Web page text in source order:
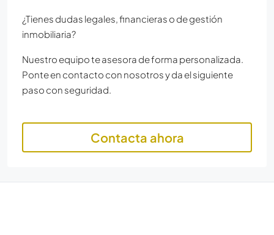
¿Tienes dudas legales, financieras o de gestión
inmobiliaria?
Nuestro equipo te asesora de forma personalizada.
Ponte en contacto con nosotros y da el siguiente
paso con seguridad.
Contacta ahora